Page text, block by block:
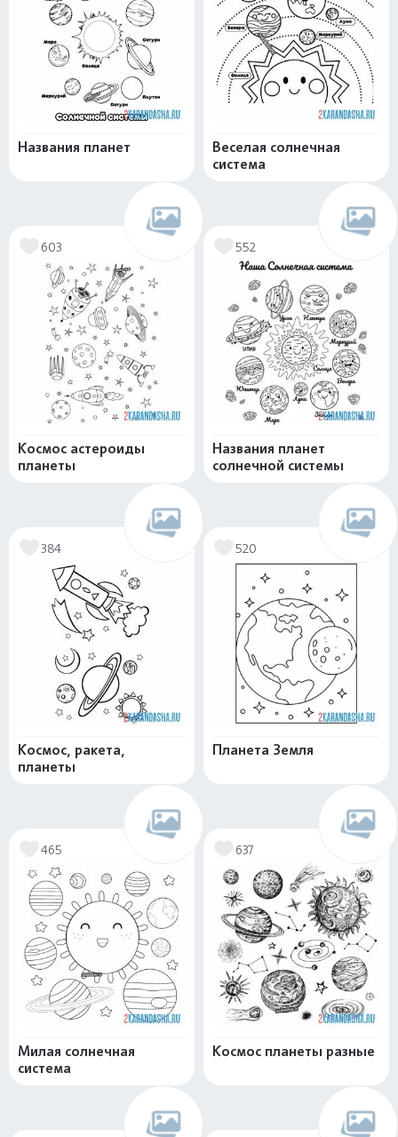
Названия планет
Веселая солнечная
система
603
Космос астероиды
планеты
552
Названия планет
солнечной системы
384
Космос, ракета,
планеты
520
Планета Земля
465
Милая солнечная
система
637
Космос планеты разные